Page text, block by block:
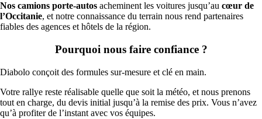
Nos camions porte-autos acheminent les voitures jusqu’au cœur de
l’Occitanie, et notre connaissance du terrain nous rend partenaires
fiables des agences et hôtels de la région.
Pourquoi nous faire confiance ?
Diabolo conçoit des formules sur-mesure et clé en main.
Votre rallye reste réalisable quelle que soit la météo, et nous prenons
tout en charge, du devis initial jusqu’à la remise des prix. Vous n’avez
qu’à profiter de l’instant avec vos équipes.